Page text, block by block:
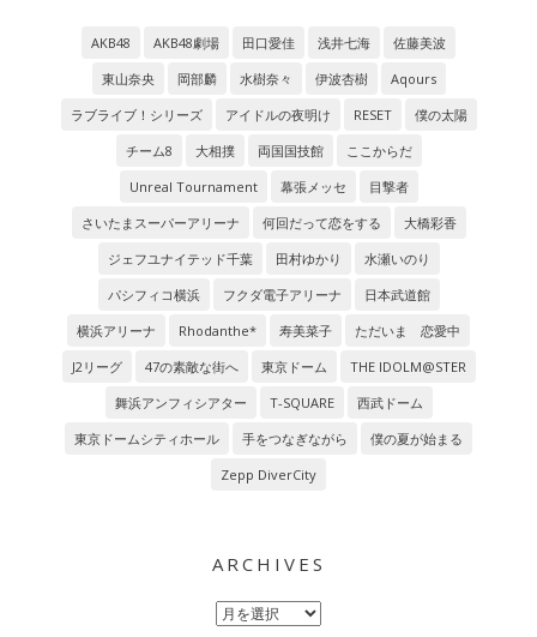
AKB48 AKB48劇場 田口愛佳 浅井七海
佐藤美波
東山奈央
岡部麟 水樹奈々 伊波杏樹
Aqours
ラブライブ！シリーズ
アイドルの夜明け RESET
僕の太陽
チーム8
大相撲 両国国技館
ここからだ
Unreal Tournament
幕張メッセ
目撃者
さいたまスーパーアリーナ
何回だって恋をする
大橋彩香
ジェフユナイテッド千葉
田村ゆかり
水瀬いのり
パシフィコ横浜
フクダ電子アリーナ
日本武道館
横浜アリーナ
Rhodanthe* 寿美菜子
ただいま 恋愛中
J2リーグ
47の素敵な街へ 東京ドーム
THE IDOLM@STER
舞浜アンフィシアター
T-SQUARE
西武ドーム
東京ドームシティホール
手をつなぎながら
僕の夏が始まる
Zepp DiverCity
ARCHIVES
Archives